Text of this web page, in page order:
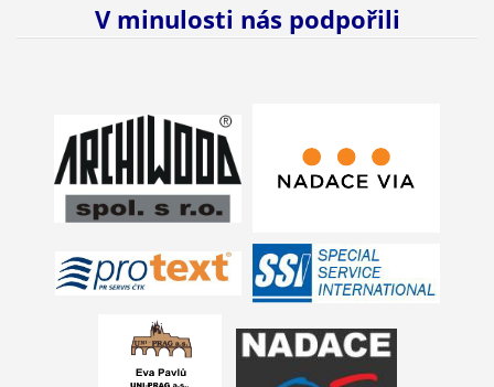
V minulosti nás podpořili